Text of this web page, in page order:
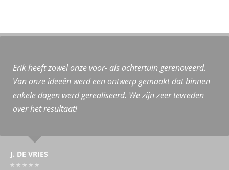
Erik heeft zowel onze voor- als achtertuin gerenoveerd.
Van onze ideeën werd een ontwerp gemaakt dat binnen
enkele dagen werd gerealiseerd. We zijn zeer tevreden
over het resultaat!
J. DE VRIES